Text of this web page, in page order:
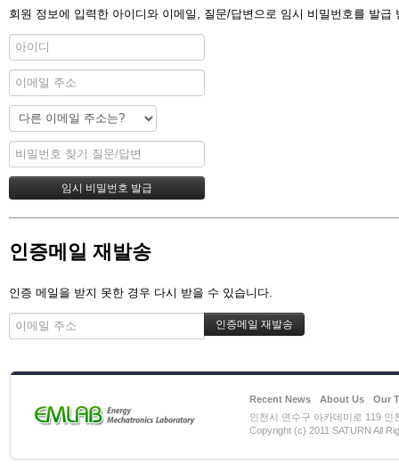
회원 정보에 입력한 아이디와 이메일, 질문/답변으로 임시 비밀번호를 발급
인증메일 재발송
인증 메일을 받지 못한 경우 다시 받을 수 있습니다.
Recent News About Us
Our
인천시 연수구 아카데미로 119 인
Copyright (c) 2011 SATURN All